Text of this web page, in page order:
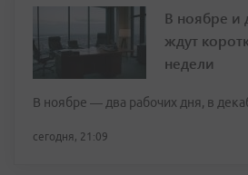
В ноябре и
ждут
недели
В ноябре — два рабочих дня, в
сегодня, 21:09